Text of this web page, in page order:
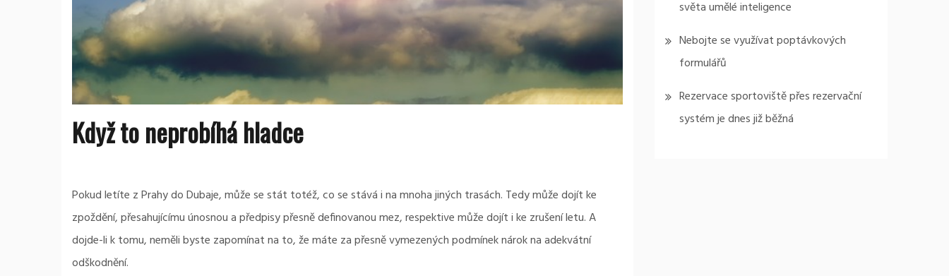
Když to neprobíhá hladce
Pokud letíte z Prahy do Dubaje, může se stát totéž, co se stává i na mnoha jiných trasách. Tedy může dojít ke
zpoždění, přesahujícímu únosnou a předpisy přesně definovanou mez, respektive může dojít i ke zrušení letu. A
dojde-li k tomu, neměli byste zapomínat na to, že máte za přesně vymezených podmínek nárok na adekvátní
odškodnění.
světa umělé inteligence
Nebojte se využívat poptávkových
formulářů
Rezervace sportoviště přes rezervační
systém je dnes již běžná